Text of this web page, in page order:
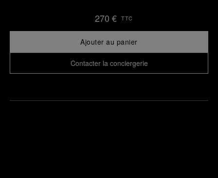
270 € TTC
Ajouter au panier
Contacter la conciergerie